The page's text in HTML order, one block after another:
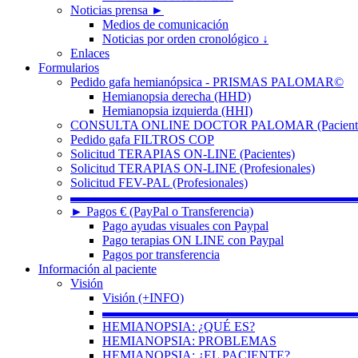
Noticias prensa ►
Medios de comunicación
Noticias por orden cronológico ↓
Enlaces
Formularios
Pedido gafa hemianópsica - PRISMAS PALOMAR©
Hemianopsia derecha (HHD)
Hemianopsia izquierda (HHI)
CONSULTA ONLINE DOCTOR PALOMAR
Pedido gafa FILTROS COP
Solicitud TERAPIAS ON-LINE (Pacientes)
Solicitud TERAPIAS ON-LINE (Profesionales)
Solicitud FEV-PAL (Profesionales)
► Pagos € (PayPal o Transferencia)
Pago ayudas visuales con Paypal
Pago terapias ON LINE con Paypal
Pagos por transferencia
Información al paciente
Visión
Visión (+INFO)
HEMIANOPSIA: ¿QUÉ ES?
HEMIANOPSIA: PROBLEMAS
HEMIANOPSIA: ¿EL PACIENTE?